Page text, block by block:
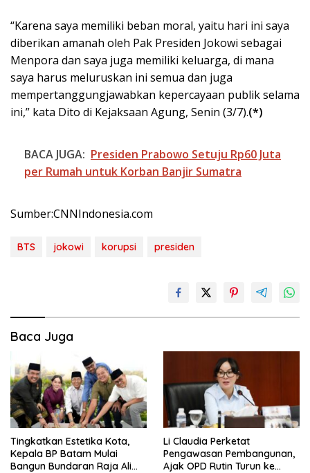
“Karena saya memiliki beban moral, yaitu hari ini saya
diberikan amanah oleh Pak Presiden Jokowi sebagai
Menpora dan saya juga memiliki keluarga, di mana
saya harus meluruskan ini semua dan juga
mempertanggungjawabkan kepercayaan publik selama
ini,” kata Dito di Kejaksaan Agung, Senin (3/7).(*)
BACA JUGA: Presiden Prabowo Setuju Rp60 Juta
per Rumah untuk Korban Banjir Sumatra
Sumber:CNNIndonesia.com
BTS jokowi korupsi presiden
Baca Juga
Tingkatkan Estetika Kota,
Kepala BP Batam Mulai
Bangun Bundaran Raja Ali
Li Claudia Perketat
Pengawasan Pembangunan,
Ajak OPD Rutin Turun ke